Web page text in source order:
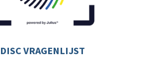
DISC VRAGENLIJST